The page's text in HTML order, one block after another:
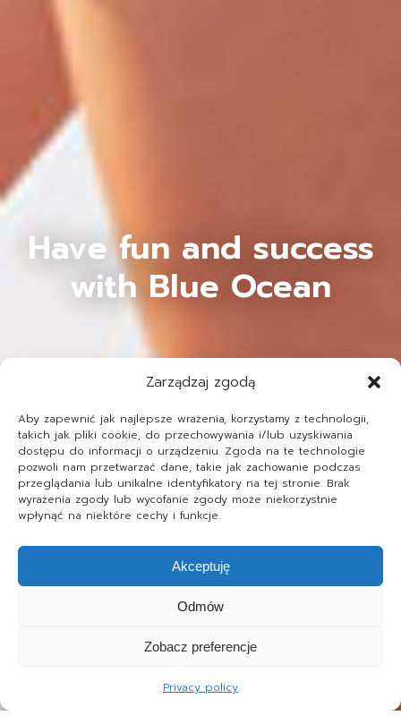
Zarządzaj zgodą
Aby zapewnić jak najlepsze wrażenia, korzystamy z technologii,
takich jak pliki cookie, do przechowywania i/lub uzyskiwania
dostępu do informacji o urządzeniu. Zgoda na te technologie
pozwoli nam przetwarzać dane, takie jak zachowanie podczas
przeglądania lub unikalne identyfikatory na tej stronie. Brak
wyrażenia zgody lub wycofanie zgody może niekorzystnie
wpłynąć na niektóre cechy i funkcje.
Akceptuję
Odmów
Zobacz preferencje
Privacy policy
Have fun and success
with Blue Ocean